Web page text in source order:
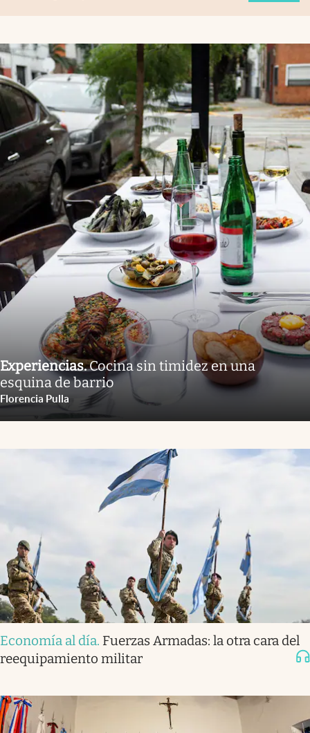
Experiencias.Cocina sin timidez en una
esquina de barrio
Florencia Pulla
Economía al día. Fuerzas Armadas: la otra cara del
reequipamiento militar